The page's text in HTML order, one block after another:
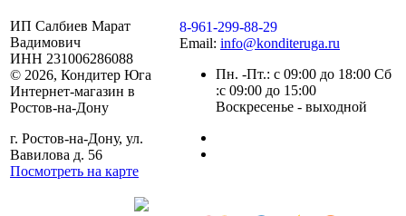
ИП Салбиев Марат
Вадимович
ИНН 231006286088
© 2026, Кондитер Юга
Интернет-магазин в
Ростов-на-Дону
г. Ростов-на-Дону, ул.
Вавилова д. 56
Посмотреть на карте
8-961-299-88-29
Email: info@konditeruga.ru
Пн. -Пт.: с 09:00 до 18:00 Сб
:с 09:00 до 15:00
Воскресенье - выходной